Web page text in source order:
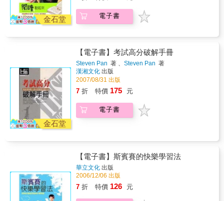
忌 ☆如何幫助孩子克服考試焦慮 ☆時間管理的
竅門 ☆王牌的家庭教育 ☆讓孩子得高分的智慧
孩子得高分的應考技巧
金石堂 電子書
金石堂
【電子書】考試高分破解手冊
Steven Pan 著 、Steven Pan 著
漢湘文化 出版
2007/08/31 出版
7 折 特價 175 元
電子書
【電子書】斯賓賽的快樂學習法
華立文化 出版
2006/12/06 出版
7 折 特價 126 元